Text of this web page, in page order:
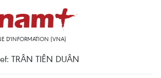
D'INFORMATION (VNA)
TRÂN TIÊN DUÂN